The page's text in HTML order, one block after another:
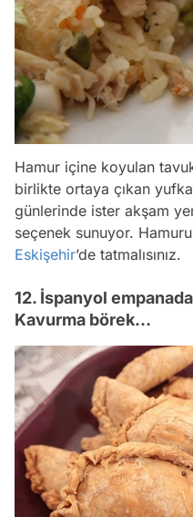
Hamur içine koyulan
birlikte ortaya çıkan
günlerinde ister akşam
seçenek sunuyor.
Eskişehir’de tatmalısınız.
12. İspanyol
Kavurma börek…